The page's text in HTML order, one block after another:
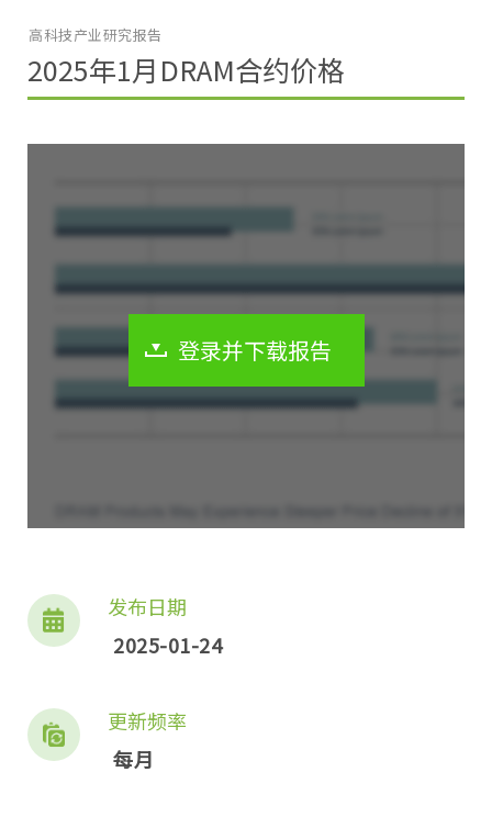
2025年1月DRAM合约价格
高科技产业研究报告
登录并下载报告
发布日期
2025-01-24
更新频率
每月